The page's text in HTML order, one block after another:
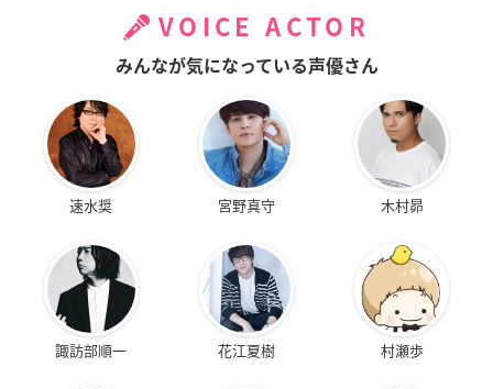
VOICE ACTOR
みんなが気になっている声優さん
速水奨 宮野真守 木村昴
諏訪部順一 花江夏樹 村瀬歩